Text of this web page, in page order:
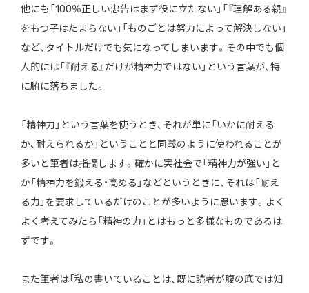
他にも「100％正しい忠告はまず役に立たない」「『理解ある親』
をもつ子はたまらない」「ものごとは努力によって解決しない」
など、タイトルだけでも気になってしまいます。その中でも個
人的には「『耐える』だけが精神力ではない」という言葉が、特
に腑に落ちました。
「精神力」という言葉を使うとき、それが単に「いかに耐える
か、耐えられるか」ということと同義のように使われることが
多いと筆者は指摘します。確かに実社会で「精神力が強い」と
か「精神力を鍛える・高める」などというときに、それは「耐え
る力」を要求しているだけのことが多いように思います。よく
よく考えてみたら「精神の力」とはもっと多様なものであるは
ずです。
また筆者は「私の書いていることは、既に読者が腹の底では知